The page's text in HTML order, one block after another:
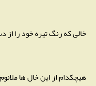
خالی که رنگ تیره خود را
هیچکدام از این خال ها